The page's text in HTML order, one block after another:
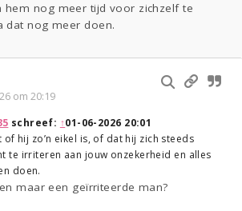
hem nog meer tijd voor zichzelf te
dat nog meer doen.
om 20:19
schreef: ↑01-06-2026 20:01
of hij zo’n eikel is, of dat hij zich steeds
te irriteren aan jouw onzekerheid en alles
doen.
maar een geïrriteerde man?